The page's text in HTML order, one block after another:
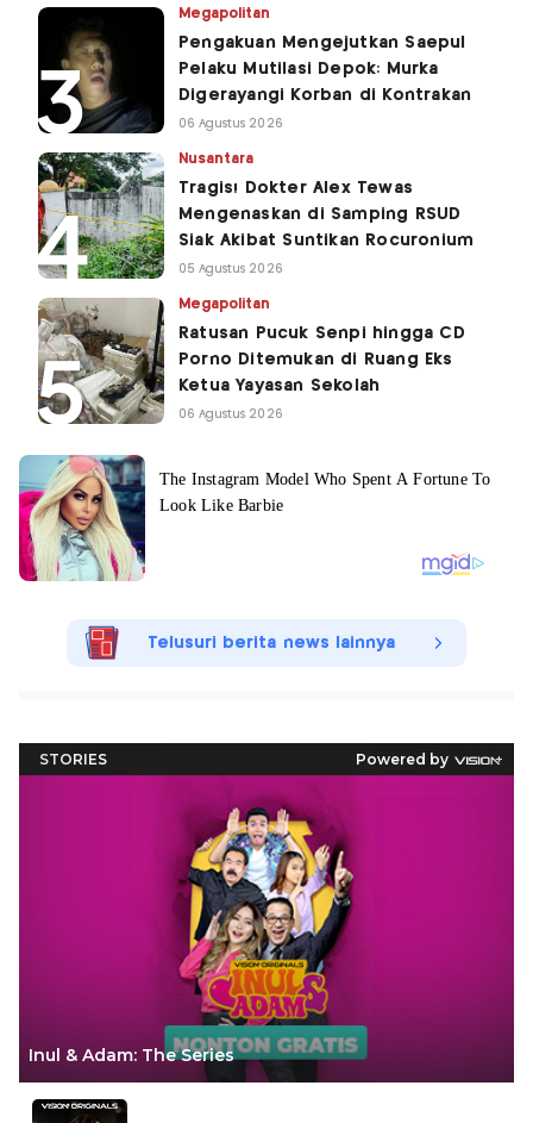
Megapolitan
Pengakuan Mengejutkan Saepul
Pelaku Mutilasi Depok: Murka
Digerayangi Korban di Kontrakan
06 Agustus 2026
Nusantara
Tragis! Dokter Alex Tewas
Mengenaskan di Samping RSUD
Siak Akibat Suntikan Rocuronium
05 Agustus 2026
Megapolitan
Ratusan Pucuk Senpi hingga CD
Porno Ditemukan di Ruang Eks
Ketua Yayasan Sekolah
06 Agustus 2026
Telusuri berita news lainnya